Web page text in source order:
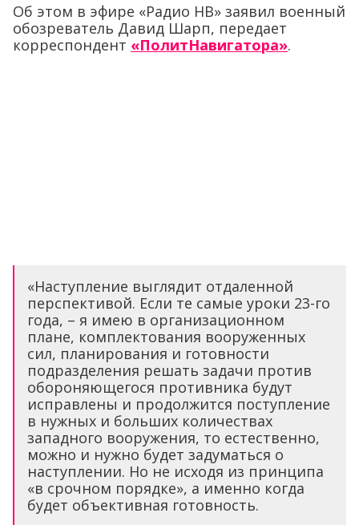
Об этом в эфире «Радио НВ» заявил военный
обозреватель Давид Шарп, передает
корреспондент «ПолитНавигатора».
«Наступление выглядит отдаленной
перспективой. Если те самые уроки 23-го
года, – я имею в организационном
плане, комплектования вооруженных
сил, планирования и готовности
подразделения решать задачи против
обороняющегося противника будут
исправлены и продолжится поступление
в нужных и больших количествах
западного вооружения, то естественно,
можно и нужно будет задуматься о
наступлении. Но не исходя из принципа
«в срочном порядке», а именно когда
будет объективная готовность.